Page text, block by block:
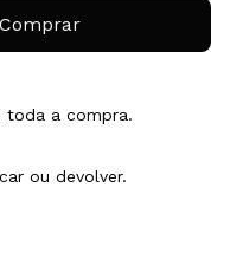
toda a compra.
ou devolver.